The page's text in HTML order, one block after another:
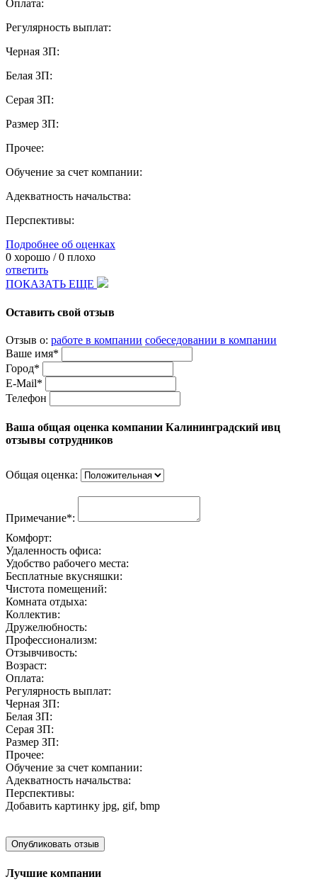
Оплата:
Регулярность выплат:
Черная ЗП:
Белая ЗП:
Серая ЗП:
Размер ЗП:
Прочее:
Обучение за счет компании:
Адекватность начальства:
Перспективы:
Подробнее об оценках
0 хорошо /0 плохо
ответить
ПОКАЗАТЬ ЕЩЕ
Оставить свой отзыв
Отзыв о: работе в компании собеседовании в компании
Ваше имя*
Город*
E-Mail*
Телефон
Ваша общая оценка компании Калининградский ивц
отзывы сотрудников
Общая оценка:
Примечание*:
Комфорт:
Удаленность офиса:
Удобство рабочего места:
Бесплатные вкусняшки:
Чистота помещений:
Комната отдыха:
Коллектив:
Дружелюбность:
Профессионализм:
Отзывчивость:
Возраст:
Оплата:
Регулярность выплат:
Черная ЗП:
Белая ЗП:
Серая ЗП:
Размер ЗП:
Прочее:
Обучение за счет компании:
Адекватность начальства:
Перспективы:
Добавить картинку jpg, gif, bmp
Лучшие компании